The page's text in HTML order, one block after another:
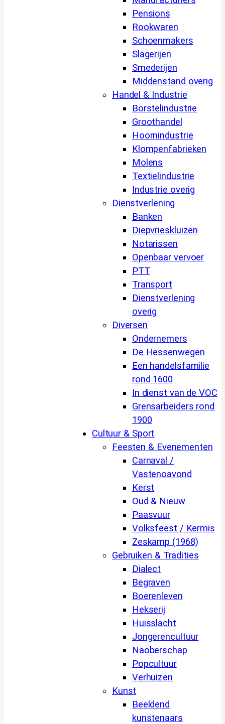
Pensions
Rookwaren
Schoenmakers
Slagerijen
Smederijen
Middenstand overig
Handel & Industrie
Borstelindustrie
Groothandel
Hoornindustrie
Klompenfabrieken
Molens
Textielindustrie
Industrie overig
Dienstverlening
Banken
Diepvrieskluizen
Notarissen
Openbaar vervoer
PTT
Transport
Dienstverlening
overig
Diversen
Ondernemers
De Hessenwegen
Een handelsfamilie
rond 1600
In dienst van de VOC
Grensarbeiders rond
1900
Cultuur & Sport
Feesten & Evenementen
Carnaval /
Vastenoavond
Kerst
Oud & Nieuw
Paasvuur
Volksfeest / Kermis
Zeskamp (1968)
Gebruiken & Tradities
Dialect
Begraven
Boerenleven
Hekserij
Huisslacht
Jongerencultuur
Naoberschap
Popcultuur
Verhuizen
Kunst
Beeldend
kunstenaars